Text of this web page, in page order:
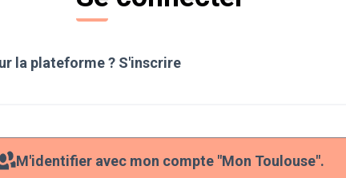
la plateforme ? S'inscrire
M'identifier avec mon compte "Mon Toulouse".